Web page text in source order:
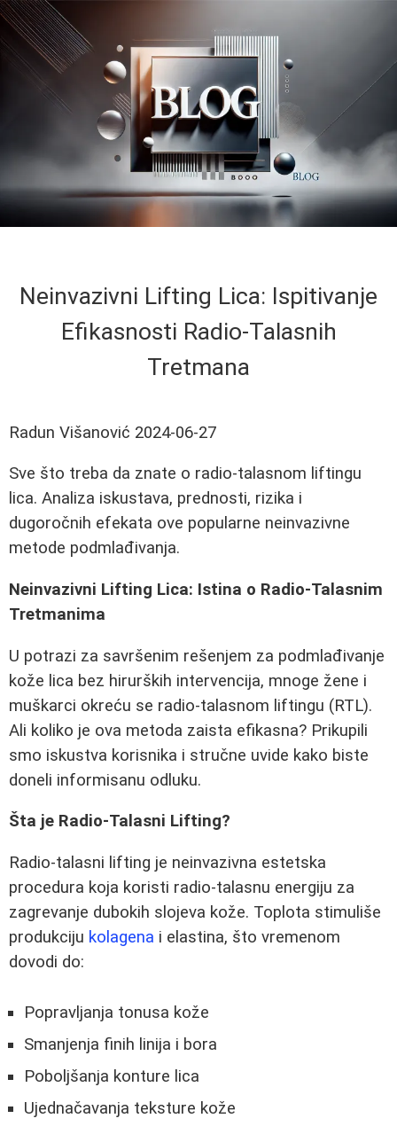
Neinvazivni Lifting Lica: Ispitivanje
Efikasnosti Radio-Talasnih
Tretmana
Radun Višanović 2024-06-27
Sve što treba da znate o radio-talasnom liftingu
lica. Analiza iskustava, prednosti, rizika i
dugoročnih efekata ove popularne neinvazivne
metode podmlađivanja.
Neinvazivni Lifting Lica: Istina o Radio-Talasnim
Tretmanima
U potrazi za savršenim rešenjem za podmlađivanje
kože lica bez hirurških intervencija, mnoge žene i
muškarci okreću se radio-talasnom liftingu (RTL).
Ali koliko je ova metoda zaista efikasna? Prikupili
smo iskustva korisnika i stručne uvide kako biste
doneli informisanu odluku.
Šta je Radio-Talasni Lifting?
Radio-talasni lifting je neinvazivna estetska
procedura koja koristi radio-talasnu energiju za
zagrevanje dubokih slojeva kože. Toplota stimuliše
produkciju kolagena i elastina, što vremenom
dovodi do:
Popravljanja tonusa kože
Smanjenja finih linija i bora
Poboljšanja konture lica
Ujednačavanja teksture kože